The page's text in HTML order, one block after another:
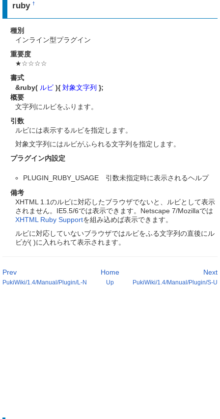
ruby†
種別
インライン型プラグイン
重要度
★☆☆☆☆
書式
&ruby( ルビ ){ 対象文字列 };
概要
文字列にルビをふります。
引数
ルビには表示するルビを指定します。
対象文字列にはルビがふられる文字列を指定します。
プラグイン内設定
PLUGIN_RUBY_USAGE 引数未指定時に表示されるヘルプ
備考
XHTML 1.1のルビに対応したブラウザでないと、ルビとして表示
されません。IE5.5/6では表示できます。Netscape 7/Mozillaでは
XHTML Ruby Supportを組み込めば表示できます。
ルビに対応していないブラウザではルビをふる文字列の直後にル
ビが( )に入れられて表示されます。
Prev
PukiWiki/1.4/Manual/Plugin/L-N
Next
PukiWiki/1.4/Manual/Plugin/S-U
Home
Up